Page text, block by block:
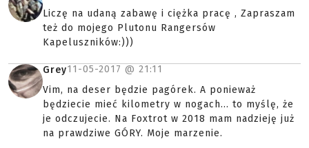
Liczę na udaną zabawę i ciężka pracę , Zapraszam
też do mojego Plutonu Rangersów
Kapeluszników:)))
Grey11-05-2017 @ 21:11
Vim, na deser będzie pagórek. A ponieważ
będziecie mieć kilometry w nogach... to myślę, że
je odczujecie. Na Foxtrot w 2018 mam nadzieję już
na prawdziwe GÓRY. Moje marzenie.